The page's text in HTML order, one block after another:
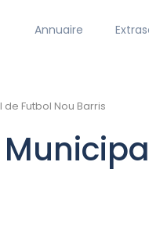
Annuaire
Futbol Nou Barris